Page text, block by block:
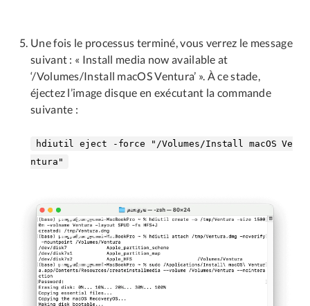
Une fois le processus terminé, vous verrez le message
suivant : « Install media now available at
‘/Volumes/Install macOS Ventura’ ». À ce stade,
éjectez l’image disque en exécutant la commande
suivante :
hdiutil eject -force "/Volumes/Install macOS Ve
ntura"